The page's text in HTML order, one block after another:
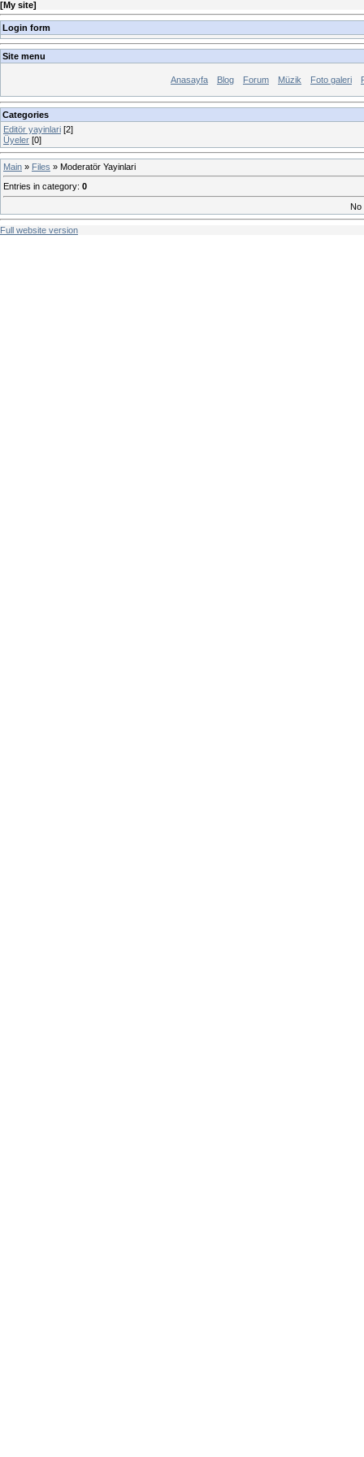
[My site]
Login form
Site menu
Anasayfa Blog Forum Müzik Foto galeri
Categories
Editör yayinlari [2]
Üyeler [0]
Main » Files » Moderatör Yayinlari
Entries in category: 0
No
Full website version